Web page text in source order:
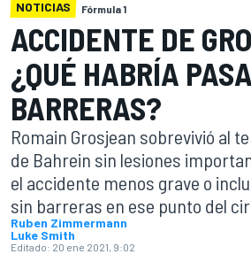
NOTICIAS Fórmula 1
ACCIDENTE DE
¿QUÉ HABRÍA
BARRERAS?
Romain Grosjean sobrevivió al
de Bahrein sin lesiones
el accidente menos grave o
sin barreras en ese punto del
Ruben Zimmermann
Luke Smith
Editado: 20 ene 2021, 9:02